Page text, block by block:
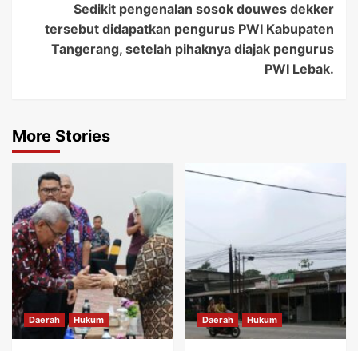
Sedikit pengenalan sosok douwes dekker
tersebut didapatkan pengurus PWI Kabupaten
Tangerang, setelah pihaknya diajak pengurus
PWI Lebak.
More Stories
Daerah Hukum Daerah Hukum